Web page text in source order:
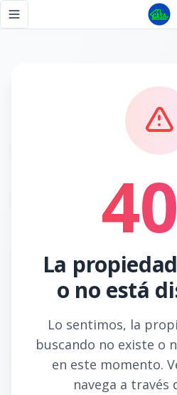
Toggle navigation menu
La
o no está
Lo sentimos, la
buscando no existe o
en este momento.
navega a través
Página no encontrada - Tu Casa